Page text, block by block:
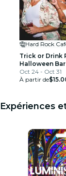
Trick or Drink
Halloween
Oct 24 - Oct 31
À partir de
Expériences